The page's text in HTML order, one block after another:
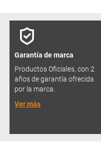
Garantía de marca
Productos Oficiales, con 2
años de garantía ofrecida
por la marca.
Ver más